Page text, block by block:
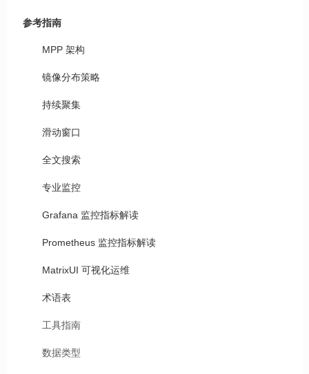
参考指南
MPP 架构
镜像分布策略
持续聚集
滑动窗口
全文搜索
专业监控
Grafana 监控指标解读
Prometheus 监控指标解读
MatrixUI 可视化运维
术语表
工具指南
数据类型